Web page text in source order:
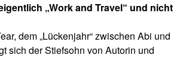
dem „Lückenjahr“ zwischen Abi und
sich der Stiefsohn von Autorin und